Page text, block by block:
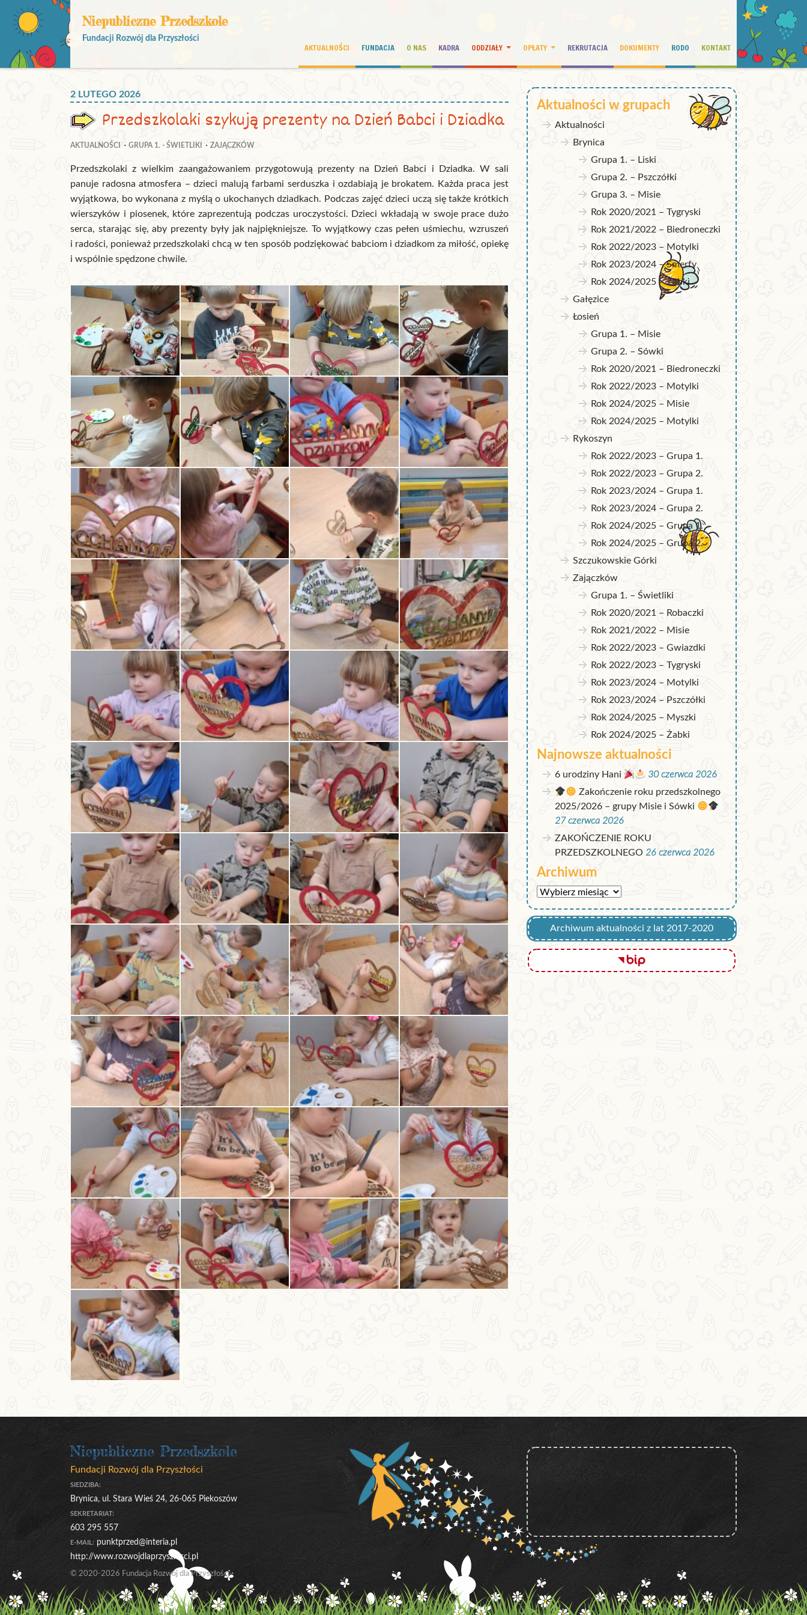
Niepubliczne Przedszkole
Fundacji Rozwój dla Przyszłości
AKTUALNOŚCI FUNDACJA O NAS KADRA ODDZIAŁY OPŁATY REKRUTACJA DOKUMENTY RODO KONTAKT
2 LUTEGO 2026
Przedszkolaki szykują prezenty na Dzień Babci i Dziadka
AKTUALNOŚCI GRUPA 1. - ŚWIETLIKI ZAJĄCZKÓW
Przedszkolaki z wielkim zaangażowaniem przygotowują prezenty na Dzień Babci i Dziadka. W sali
panuje radosna atmosfera – dzieci malują farbami serduszka i ozdabiają je brokatem. Każda praca jest
wyjątkowa, bo wykonana z myślą o ukochanych dziadkach. Podczas zajęć dzieci uczą się także krótkich
wierszyków i piosenek, które zaprezentują podczas uroczystości. Dzieci wkładają w swoje prace dużo
serca, starając się, aby prezenty były jak najpiękniejsze. To wyjątkowy czas pełen uśmiechu, wzruszeń
i radości, ponieważ przedszkolaki chcą w ten sposób podziękować babciom i dziadkom za miłość, opiekę
i wspólnie spędzone chwile.
Aktualności w grupach
Aktualności
Brynica
Grupa 1. – Liski
Grupa 2. – Pszczółki
Grupa 3. – Misie
Rok 2020/2021 – Tygryski
Rok 2021/2022 – Biedroneczki
Rok 2022/2023 – Motylki
Rok 2023/2024 – Smerfy
Rok 2024/2025 – Żabki
Gałęzice
Łosień
Grupa 1. – Misie
Grupa 2. – Sówki
Rok 2020/2021 – Biedroneczki
Rok 2022/2023 – Motylki
Rok 2024/2025 – Misie
Rok 2024/2025 – Motylki
Rykoszyn
Rok 2022/2023 – Grupa 1.
Rok 2022/2023 – Grupa 2.
Rok 2023/2024 – Grupa 1.
Rok 2023/2024 – Grupa 2.
Rok 2024/2025 – Grupa 1.
Rok 2024/2025 – Grupa 2.
Szczukowskie Górki
Zajączków
Grupa 1. – Świetliki
Rok 2020/2021 – Robaczki
Rok 2021/2022 – Misie
Rok 2022/2023 – Gwiazdki
Rok 2022/2023 – Tygryski
Rok 2023/2024 – Motylki
Rok 2023/2024 – Pszczółki
Rok 2024/2025 – Myszki
Rok 2024/2025 – Żabki
Najnowsze aktualności
6 urodziny Hani
30 czerwca 2026
Zakończenie roku przedszkolnego
2025/2026 – grupy Misie i Sówki
27 czerwca 2026
ZAKOŃCZENIE ROKU
PRZEDSZKOLNEGO 26 czerwca 2026
Archiwum
Archiwum
Archiwum aktualności z lat 2017-2020
Niepubliczne Przedszkole
Fundacji Rozwój dla Przyszłości
SIEDZIBA:
Brynica, ul. Stara Wieś 24, 26-065 Piekoszów
SEKRETARIAT:
603 295 557
E-MAIL: punktprzed@interia.pl
http://www.rozwojdlaprzyszlosci.pl
© 2020-2026 Fundacja Rozwój dla Przyszłości